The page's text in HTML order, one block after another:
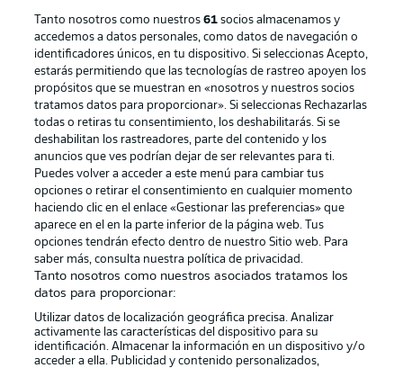
Publicidad Aviso legal
Gestionar las preferencias Declaracion de privacidad
Canales Trabajos
Jugadores Condiciones de uso
Sello Editorial Contacto
Tanto nosotros como nuestros61 socios almacenamos y
accedemos a datos personales, como datos de navegación o
identificadores únicos, en tu dispositivo. Si seleccionas Acepto,
estarás permitiendo que las tecnologías de rastreo apoyen los
propósitos que se muestran en «nosotros y nuestros socios
tratamos datos para proporcionar». Si seleccionas Rechazarlas
todas o retiras tu consentimiento, los deshabilitarás. Si se
deshabilitan los rastreadores, parte del contenido y los
anuncios que ves podrían dejar de ser relevantes para ti.
Puedes volver a acceder a este menú para cambiar tus
opciones o retirar el consentimiento en cualquier momento
haciendo clic en el enlace «Gestionar las preferencias» que
aparece en el en la parte inferior de la página web. Tus
opciones tendrán efecto dentro de nuestro Sitio web. Para
saber más, consulta nuestra política de privacidad.
Tanto nosotros como nuestros asociados tratamos los
datos para proporcionar:
Utilizar datos de localización geográfica precisa. Analizar
activamente las características del dispositivo para su
identificación. Almacenar la información en un dispositivo y/o
acceder a ella. Publicidad y contenido personalizados,